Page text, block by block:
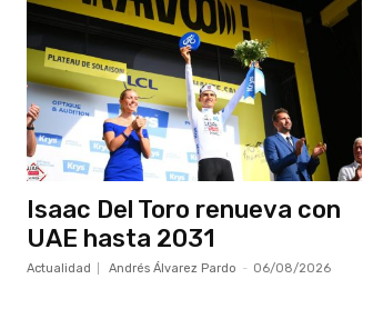
Isaac Del Toro renueva con
UAE hasta 2031
Actualidad Andrés Álvarez Pardo - 06/08/2026